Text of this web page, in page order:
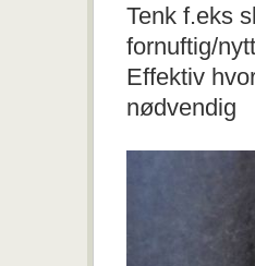
Tenk f.eks
fornuftig/
Effektiv
nødvendig